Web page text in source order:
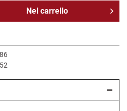
Nel carrello